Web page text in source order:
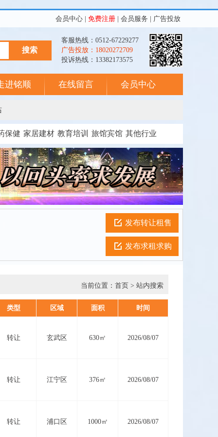
会员中心 免费注册 会员服务 广告投放
客服热线：0512-67229277
广告投放：18020272709
投诉热线：13382173575
进铭顺 在线留言 会员中心
保健 家居建材 教育培训 旅馆宾馆 其他行业
发布转让租售
发布求租求购
当前位置： 首页 > 站内搜索
类型 区域 面积 时间
转让 玄武区 630㎡ 2026/08/07
转让 江宁区 376㎡ 2026/08/07
转让 浦口区 1000㎡ 2026/08/07